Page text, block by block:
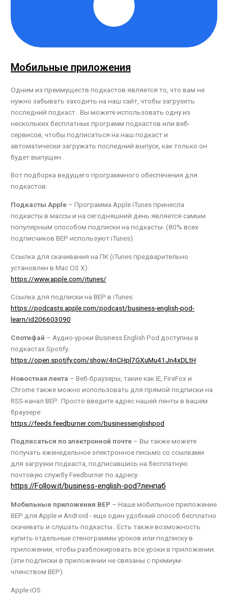
Мобильные приложения
Одним из преимуществ подкастов является то, что вам не
нужно забывать заходить на наш сайт, чтобы загрузить
последний подкаст.. Вы можете использовать одну из
нескольких бесплатных программ подкастов или веб-
сервисов, чтобы подписаться на наш подкаст и
автоматически загружать последний выпуск, как только он
будет выпущен..
Вот подборка ведущего программного обеспечения для
подкастов:
Подкасты Apple – Программа Apple iTunes принесла
подкасты в массы и на сегодняшний день является самым
популярным способом подписки на подкасты. (80% всех
подписчиков BEP используют iTunes).
Ссылка для скачивания на ПК (iTunes предварительно
установлен в Mac OS X):
https://www.apple.com/itunes/
Ссылка для подписки на BEP в iTunes:
https://podcasts.apple.com/podcast/business-english-pod-
learn/id206603090
Спотифай – Аудио-уроки Business English Pod доступны в
подкастах Spotify.:
https://open.spotify.com/show/4nCHpl7GXuMu41Jn4xDLtH
Новостная лента – Веб-браузеры, такие как IE, FireFox и
Chrome также можно использовать для прямой подписки на
RSS-канал BEP.. Просто введите адрес нашей ленты в вашем
браузере:
https://feeds.feedburner.com/businessenglishpod
Подписаться по электронной почте – Вы также можете
получать еженедельное электронное письмо со ссылками
для загрузки подкаста, подписавшись на бесплатную
почтовую службу Feedburner по адресу:
https://Follow.it/business-english-pod?ленпаб
Мобильные приложения BEP – Наше мобильное приложение
BEP для Apple и Android - еще один удобный способ бесплатно
скачивать и слушать подкасты.. Есть также возможность
купить отдельные стенограммы уроков или подписку в
приложении, чтобы разблокировать все уроки в приложении.
(эти подписки в приложении не связаны с премиум-
членством BEP).
Apple iOS: